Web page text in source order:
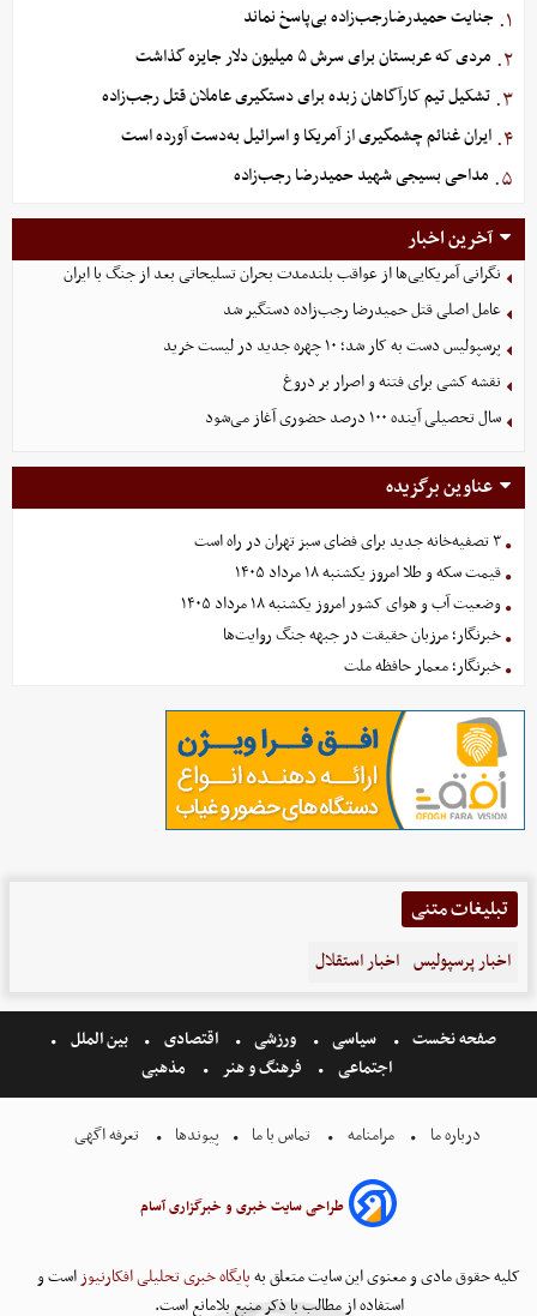
۱. جنایت حمیدرضارجب‌زاده بی‌پاسخ نماند
۲. مردی که عربستان برای سرش ۵ میلیون دلار جایزه گذاشت
۳. تشکیل تیم کارآگاهان زبده برای دستگیری عاملان قتل رجب‌زاده
۴. ایران غنائم چشمگیری از آمریکا و اسرائیل به‌دست آورده است
۵. مداحی بسیجی شهید حمیدرضا رجب‌زاده
آخرین اخبار
نگرانی آمریکایی‌ها از عواقب بلندمدت بحران تسلیحاتی بعد از جنگ با ایران
عامل اصلی قتل حمیدرضا رجب‌زاده دستگیر شد
پرسپولیس دست به کار شد؛ ۱۰ چهره جدید در لیست خرید
نقشه کشی برای فتنه و اصرار بر دروغ
سال تحصیلی آینده ۱۰۰ درصد حضوری آغاز می‌شود
عناوین برگزیده
۳ تصفیه‌خانه جدید برای فضای سبز تهران در راه است
قیمت سکه و طلا امروز یکشنبه ۱۸ مرداد ۱۴۰۵
وضعیت آب و هوای کشور امروز یکشنبه ۱۸ مرداد ۱۴۰۵
خبرنگار؛ مرزبان حقیقت در جبهه جنگ روایت‌ها
خبرنگار؛ معمار حافظه ملت
تبلیغات متنی
اخبار پرسپولیس اخبار استقلال
صفحه نخست سیاسی ورزشی اقتصادی
بین الملل
اجتماعی
فرهنگ و هنر مذهبی
درباره ما مرامنامه تماس با ما پیوندها تعرفه اگهی
طراحی سایت خبری و خبرگزاری آسام
کلیه حقوق مادی و معنوی این سایت متعلق بهپایگاه خبری تحلیلی افکارنیوزاست و
استفاده از مطالب با ذکر منبع بلامانع است.